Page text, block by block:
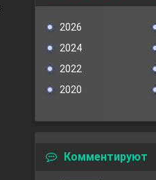
2026
2024
2022
2020
Комментируют